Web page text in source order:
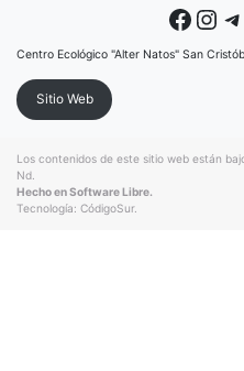
Facebook Instagram Telegram
Centro Ecológico "Alter Natos" San
Sitio Web
Los contenidos de este sitio web están
Nd
Hecho en Software Libre.
Tecnología: CódigoSur.